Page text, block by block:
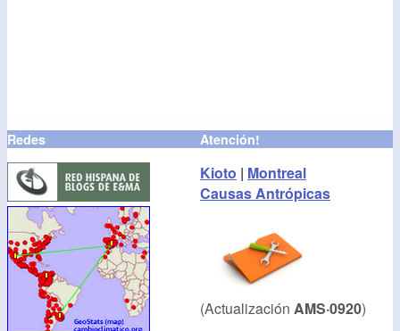
Redes Atención!
Kioto | Montreal
Causas Antrópicas
(Actualización AMS·0920)